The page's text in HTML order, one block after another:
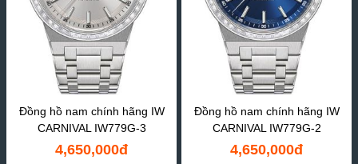
Đồng hồ nam chính hãng IW
CARNIVAL IW779G-3
4,650,000đ
Đồng hồ nam chính hãng IW
CARNIVAL IW779G-2
4,650,000đ